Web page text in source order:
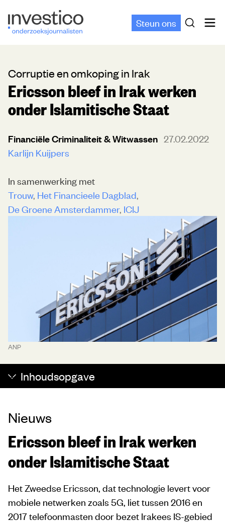
Steun ons
Corruptie en omkoping in Irak
Ericsson bleef in Irak werken
onder Islamitische Staat
Financiële Criminaliteit & Witwassen 27.02.2022
Karlijn Kuijpers
In samenwerking met
Trouw Het Financieele Dagblad
De Groene Amsterdammer ICIJ
ANP
Inhoudsopgave
Nieuws
Ericsson bleef in Irak werken
onder Islamitische Staat
Het Zweedse Ericsson, dat technologie levert voor
mobiele netwerken zoals 5G, liet tussen 2016 en
2017 telefoonmasten door bezet Irakees IS-gebied